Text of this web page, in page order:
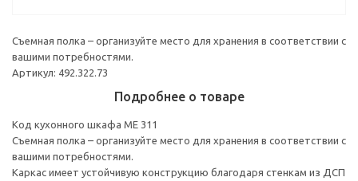
Съемная полка – организуйте место для хранения в соответствии с
вашими потребностями.
Артикул: 492.322.73
Подробнее о товаре
Код кухонного шкафа ME 311
Съемная полка – организуйте место для хранения в соответствии с
вашими потребностями.
Каркас имеет устойчивую конструкцию благодаря стенкам из ДСП